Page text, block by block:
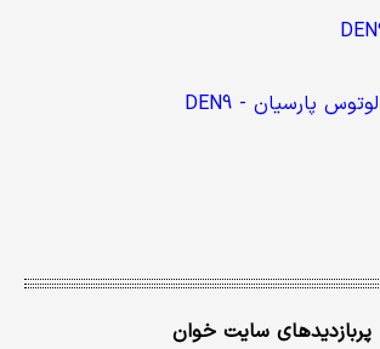
پربازدیدهای سایت خوان